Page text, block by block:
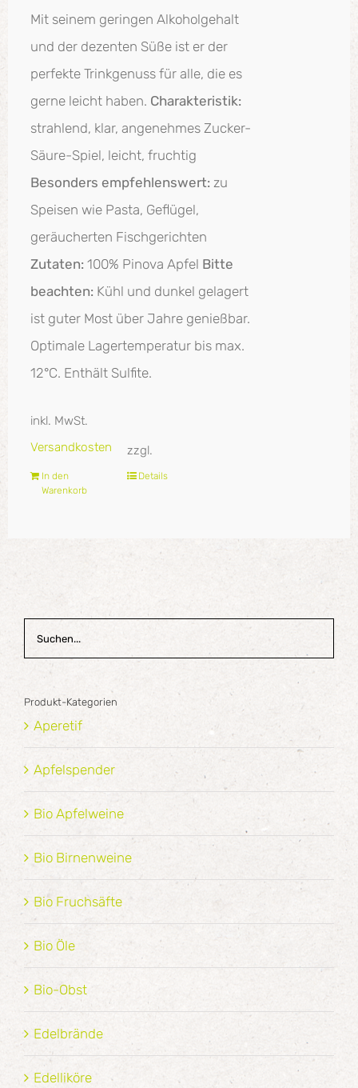
Mit seinem geringen Alkoholgehalt
und der dezenten Süße ist er der
perfekte Trinkgenuss für alle, die es
gerne leicht haben. Charakteristik:
strahlend, klar, angenehmes Zucker-
Säure-Spiel, leicht, fruchtig
Besonders empfehlenswert: zu
Speisen wie Pasta, Geflügel,
geräucherten Fischgerichten
Zutaten: 100% Pinova Apfel Bitte
beachten: Kühl und dunkel gelagert
ist guter Most über Jahre genießbar.
Optimale Lagertemperatur bis max.
12°C. Enthält Sulfite.
inkl. MwSt.
zzgl.
Versandkosten
In den
Warenkorb
Details
Produkt-Kategorien
Aperetif
Apfelspender
Bio Apfelweine
Bio Birnenweine
Bio Fruchsäfte
Bio Öle
Bio-Obst
Edelbrände
Edelliköre